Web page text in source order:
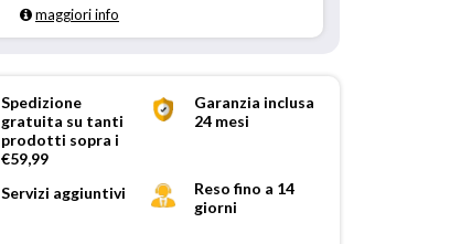
maggiori info
Spedizione
gratuita su tanti
prodotti sopra i
€59,99
Garanzia inclusa
24 mesi
Servizi aggiuntivi
Reso fino a 14
giorni